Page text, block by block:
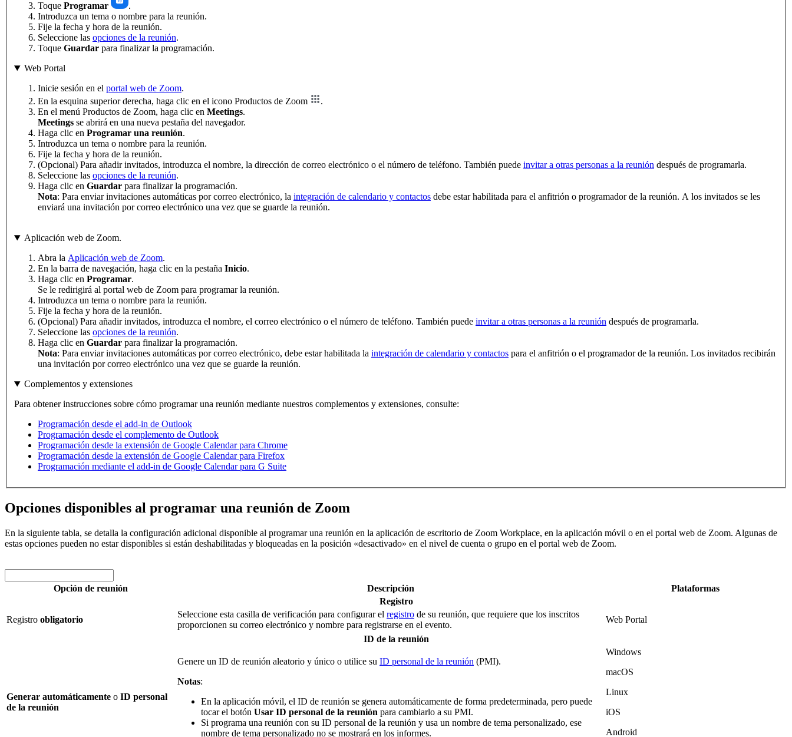
Toque Programar
.
Introduzca un tema o nombre para la reunión.
Fije la fecha y hora de la reunión.
Seleccione las opciones de la reunión.
Toque Guardar para finalizar la programación.
Web Portal
Inicie sesión en el portal web de Zoom.
En la esquina superior derecha, haga clic en el icono Productos de Zoom
.
En el menú Productos de Zoom, haga clic en Meetings.
Meetings se abrirá en una nueva pestaña del navegador.
Haga clic en Programar una reunión.
Introduzca un tema o nombre para la reunión.
Fije la fecha y hora de la reunión.
(Opcional) Para añadir invitados, introduzca el nombre, la dirección de correo electrónico o el número de teléfono. También puede invitar a otras personas a la reunión después de programarla.
Seleccione las opciones de la reunión.
Haga clic en Guardar para finalizar la programación.
Nota: Para enviar invitaciones automáticas por correo electrónico, la integración de calendario y contactos debe estar habilitada para el anfitrión o programador de la reunión. A los invitados se les
enviará una invitación por correo electrónico una vez que se guarde la reunión.
Aplicación web de Zoom.
Abra la Aplicación web de Zoom.
En la barra de navegación, haga clic en la pestaña Inicio.
Haga clic en Programar.
Se le redirigirá al portal web de Zoom para programar la reunión.
Introduzca un tema o nombre para la reunión.
Fije la fecha y hora de la reunión.
(Opcional) Para añadir invitados, introduzca el nombre, el correo electrónico o el número de teléfono. También puede invitar a otras personas a la reunión después de programarla.
Seleccione las opciones de la reunión.
Haga clic en Guardar para finalizar la programación.
Nota: Para enviar invitaciones automáticas por correo electrónico, debe estar habilitada la integración de calendario y contactos para el anfitrión o el programador de la reunión. Los invitados recibirán
una invitación por correo electrónico una vez que se guarde la reunión.
Complementos y extensiones
Para obtener instrucciones sobre cómo programar una reunión mediante nuestros complementos y extensiones, consulte:
Programación desde el add-in de Outlook
Programación desde el complemento de Outlook
Programación desde la extensión de Google Calendar para Chrome
Programación desde la extensión de Google Calendar para Firefox
Programación mediante el add-in de Google Calendar para G Suite
Opciones disponibles al programar una reunión de Zoom
En la siguiente tabla, se detalla la configuración adicional disponible al programar una reunión en la aplicación de escritorio de Zoom Workplace, en la aplicación móvil o en el portal web de Zoom. Algunas de
estas opciones pueden no estar disponibles si están deshabilitadas y bloqueadas en la posición «desactivado» en el nivel de cuenta o grupo en el portal web de Zoom.
Opción de reunión Descripción
Plataformas
Registro
Registro obligatorio
Seleccione esta casilla de verificación para configurar el registro de su reunión, que requiere que los inscritos
proporcionen su correo electrónico y nombre para registrarse en el evento.
Web Portal
ID de la reunión
Generar automáticamente o ID personal
de la reunión
Genere un ID de reunión aleatorio y único o utilice su ID personal de la reunión (PMI).
Notas:
En la aplicación móvil, el ID de reunión se genera automáticamente de forma predeterminada, pero puede
tocar el botón Usar ID personal de la reunión para cambiarlo a su PMI.
Si programa una reunión con su ID personal de la reunión y usa un nombre de tema personalizado, ese
nombre de tema personalizado no se mostrará en los informes.
Windows
macOS
Linux
iOS
Android